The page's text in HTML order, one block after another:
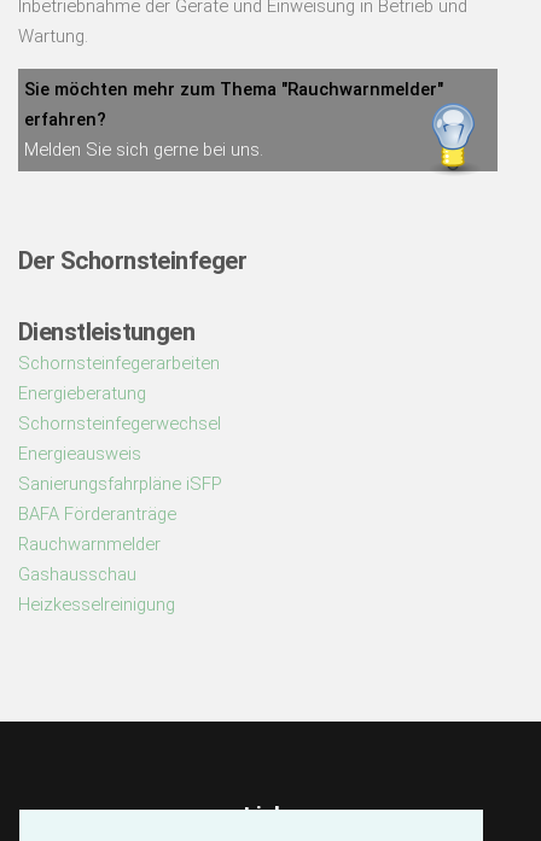
Inbetriebnahme der Geräte und Einweisung in Betrieb und
Wartung.
Sie möchten mehr zum Thema "Rauchwarnmelder"
erfahren?
Melden Sie sich gerne bei uns.
Der Schornsteinfeger
Dienstleistungen
Schornsteinfegerarbeiten
Energieberatung
Schornsteinfegerwechsel
Energieausweis
Sanierungsfahrpläne iSFP
BAFA Förderanträge
Rauchwarnmelder
Gashausschau
Heizkesselreinigung
Links